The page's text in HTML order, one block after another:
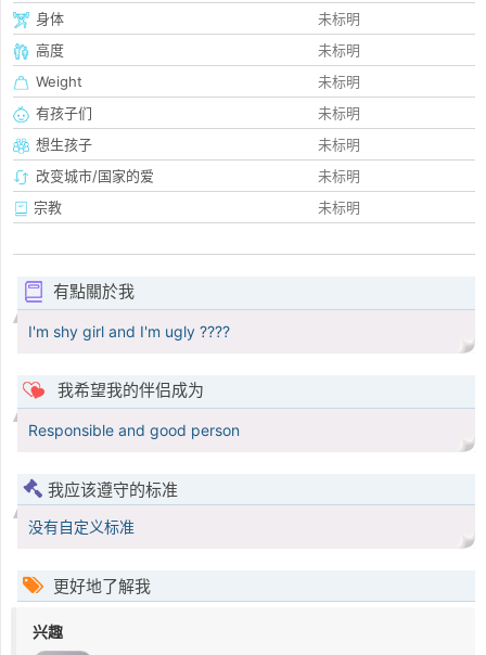
身体
未标明
高度
未标明
Weight
未标明
有孩子们
未标明
想生孩子
未标明
改变城市/国家的爱
未标明
宗教
未标明
有點關於我
I'm shy girl and I'm ugly ????
我希望我的伴侣成为
Responsible and good person
我应该遵守的标准
没有自定义标准
更好地了解我
兴趣